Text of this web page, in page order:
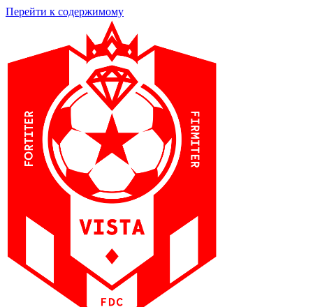
Перейти к содержимому